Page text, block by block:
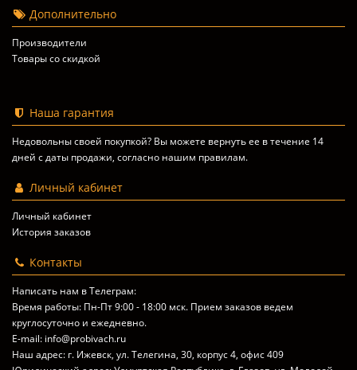
Дополнительно
Производители
Товары со скидкой
Наша гарантия
Недовольны своей покупкой? Вы можете вернуть ее в течение 14
дней с даты продажи, согласно нашим правилам.
Личный кабинет
Личный кабинет
История заказов
Контакты
Написать нам в Телеграм:
Время работы: Пн-Пт 9:00 - 18:00 мск. Прием заказов ведем
круглосуточно и ежедневно.
E-mail: info@probivach.ru
Наш адрес: г. Ижевск, ул. Телегина, 30, корпус 4, офис 409